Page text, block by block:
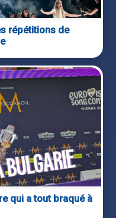
répétitions de
qui a tout braqué à